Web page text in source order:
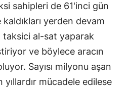
sahipleri de 61'inci gün
yerden devam
al-sat yaparak
ve böylece aracın
Sayısı milyonu aşan
mücadele edilese